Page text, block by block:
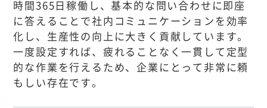
時間365日稼働し、基本的な問い合わせに即座
に答えることで社内コミュニケーションを効率
化し、生産性の向上に大きく貢献しています。
一度設定すれば、疲れることなく一貫して定型
的な作業を行えるため、企業にとって非常に頼
もしい存在です。